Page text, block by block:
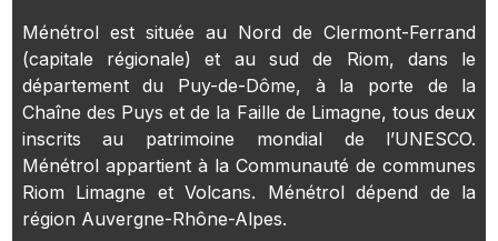
Ménétrol est située au Nord de Clermont-Ferrand
(capitale régionale) et au sud de Riom, dans le
département du Puy-de-Dôme, à la porte de la
Chaîne des Puys et de la Faille de Limagne, tous deux
inscrits au patrimoine mondial de l’UNESCO.
Ménétrol appartient à la Communauté de communes
Riom Limagne et Volcans. Ménétrol dépend de la
région Auvergne-Rhône-Alpes.